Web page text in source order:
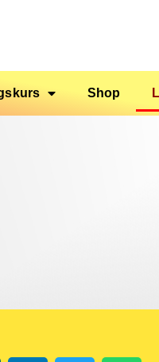
Shop